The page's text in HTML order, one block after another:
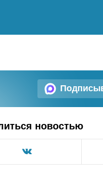
новостью